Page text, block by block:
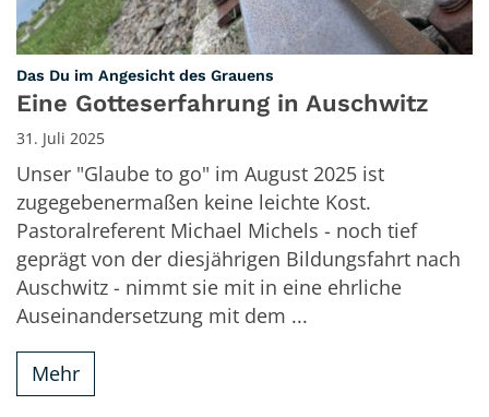
Das Du im Angesicht des Grauens
Eine Gotteserfahrung in Auschwitz
31. Juli 2025
Unser "Glaube to go" im August 2025 ist
zugegebenermaßen keine leichte Kost.
Pastoralreferent Michael Michels - noch tief
geprägt von der diesjährigen Bildungsfahrt nach
Auschwitz - nimmt sie mit in eine ehrliche
Auseinandersetzung mit dem ...
Mehr